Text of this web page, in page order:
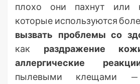
плохо они пахнут или
которые используются
вызвать проблемы со
как раздражение
аллергические
пылевыми клещами —